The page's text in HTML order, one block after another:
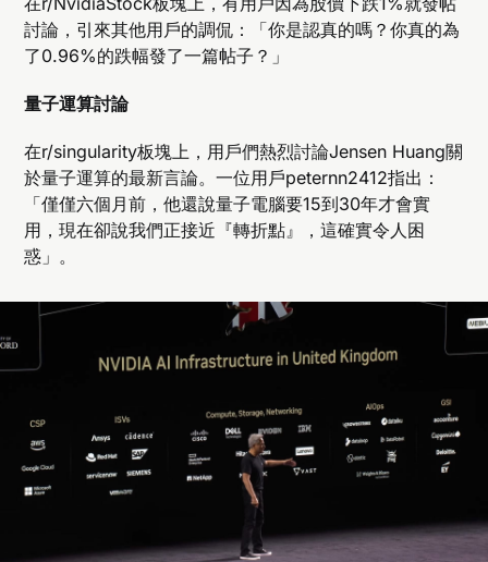
討論，引來其他用戶的調侃：「你是認真的嗎？你真的為
了0.96%的跌幅發了一篇帖子？」
量子運算討論
在r/singularity板塊上，用戶們熱烈討論Jensen Huang關
於量子運算的最新言論。一位用戶peternn2412指出：
「僅僅六個月前，他還說量子電腦要15到30年才會實
用，現在卻說我們正接近『轉折點』，這確實令人困
惑」。